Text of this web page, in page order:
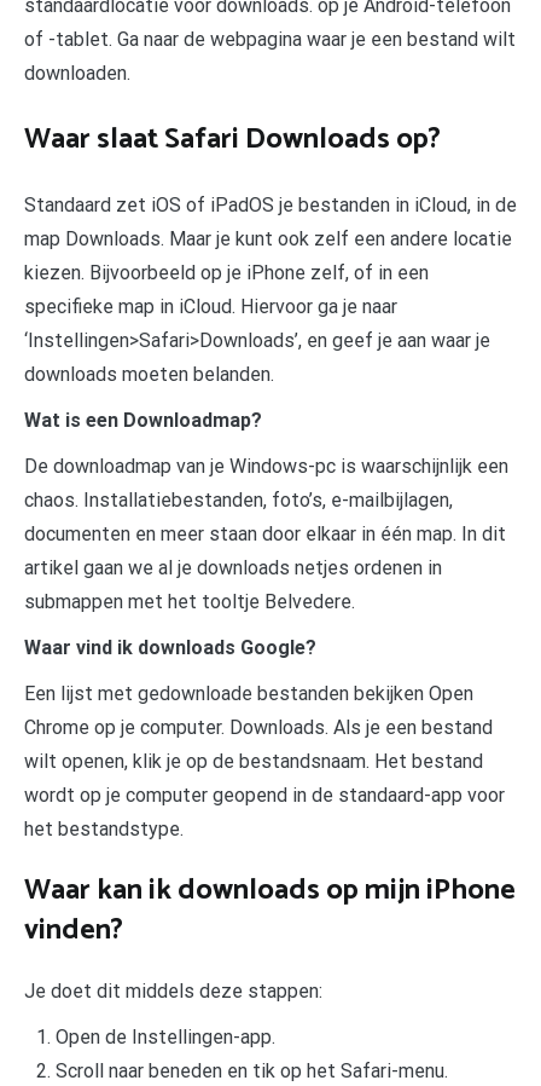
standaardlocatie voor downloads. op je Android-telefoon
of -tablet. Ga naar de webpagina waar je een bestand wilt
downloaden.
Waar slaat Safari Downloads op?
Standaard zet iOS of iPadOS je bestanden in iCloud, in de
map Downloads. Maar je kunt ook zelf een andere locatie
kiezen. Bijvoorbeeld op je iPhone zelf, of in een
specifieke map in iCloud. Hiervoor ga je naar
‘Instellingen>Safari>Downloads’, en geef je aan waar je
downloads moeten belanden.
Wat is een Downloadmap?
De downloadmap van je Windows-pc is waarschijnlijk een
chaos. Installatiebestanden, foto’s, e-mailbijlagen,
documenten en meer staan door elkaar in één map. In dit
artikel gaan we al je downloads netjes ordenen in
submappen met het tooltje Belvedere.
Waar vind ik downloads Google?
Een lijst met gedownloade bestanden bekijken Open
Chrome op je computer. Downloads. Als je een bestand
wilt openen, klik je op de bestandsnaam. Het bestand
wordt op je computer geopend in de standaard-app voor
het bestandstype.
Waar kan ik downloads op mijn iPhone
vinden?
Je doet dit middels deze stappen:
Open de Instellingen-app.
Scroll naar beneden en tik op het Safari-menu.